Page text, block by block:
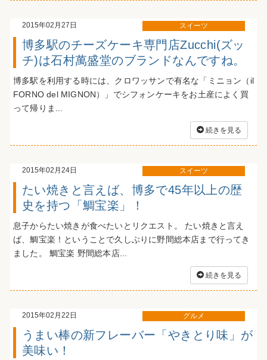
2015年02月27日 スイーツ
博多駅のチーズケーキ専門店Zucchi(ズッ
チ)は石村萬盛堂のブランドなんですね。
博多駅を利用する時には、クロワッサンで有名な「ミニョン（il
FORNO del MIGNON）」でシフォンケーキをお土産によく買
って帰りま...
続きを見る
2015年02月24日 スイーツ
たい焼きと言えば、博多で45年以上の歴
史を持つ「鯛宝楽」！
息子からたい焼きが食べたいとリクエスト。 たい焼きと言え
ば、鯛宝楽！ということで久しぶりに野間総本店まで行ってき
ました。 鯛宝楽 野間総本店...
続きを見る
2015年02月22日 グルメ
うまい棒の新フレーバー「やきとり味」が
美味い！